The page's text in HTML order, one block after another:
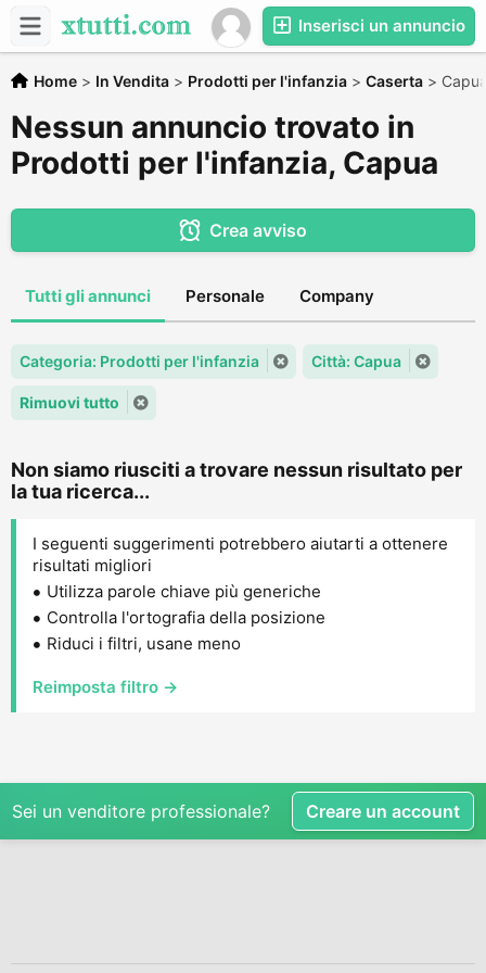
Inserisci un annuncio
Home > In Vendita > Prodotti per l'infanzia > Caserta >
Nessun annuncio trovato in
Prodotti per l'infanzia, Capua
Crea avviso
Tutti gli annunci Personale Company
Categoria: Prodotti per l'infanzia Città: Capua
Rimuovi tutto
Non siamo riusciti a trovare nessun risultato per
la tua ricerca...
I seguenti suggerimenti potrebbero aiutarti a ottenere
risultati migliori
Utilizza parole chiave più generiche
Controlla l'ortografia della posizione
Riduci i filtri, usane meno
Reimposta filtro →
Sei un venditore professionale? Creare un account